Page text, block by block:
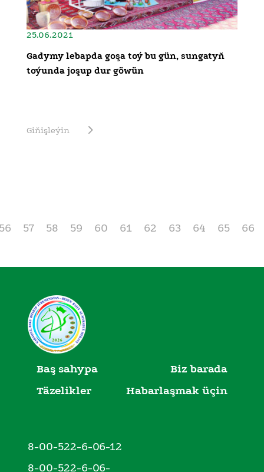
25.06.2021
Gadymy lebapda goşa toý bu gün, sungatyň
toýunda joşup dur göwün
Giňişleýin
57 58 59 60 61 62 63 64 65 66
Baş sahypa
Biz barada
Täzelikler
Habarlaşmak üçin
8-00-522-6-06-12
8-00-522-6-06-